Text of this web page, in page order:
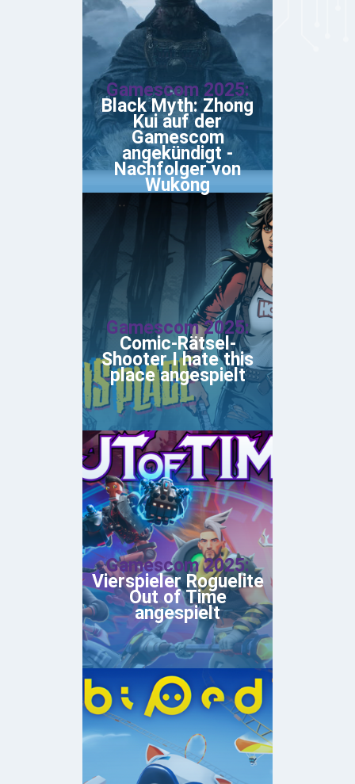
Gamescom 2025:
Black Myth: Zhong
Kui auf der
Gamescom
angekündigt -
Nachfolger von
Wukong
Gamescom 2025:
Comic-Rätsel-
Shooter I hate this
place angespielt
Gamescom 2025:
Vierspieler Roguelite
Out of Time
angespielt